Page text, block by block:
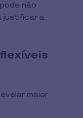
não
justificar a
maior